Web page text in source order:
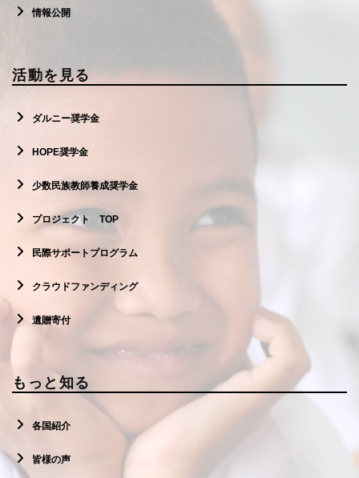
情報公開
活動を見る
ダルニー奨学金
HOPE奨学金
少数民族教師養成奨学金
プロジェクト TOP
民際サポートプログラム
クラウドファンディング
遺贈寄付
もっと知る
各国紹介
皆様の声